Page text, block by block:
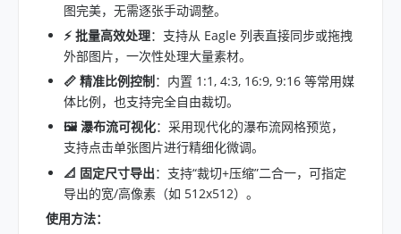
图完美，无需逐张手动调整。
⚡️ 批量高效处理：支持从 Eagle 列表直接同步或拖拽
外部图片，一次性处理大量素材。
📏 精准比例控制 ：内置 1:1, 4:3, 16:9, 9:16 等常用媒
体比例，也支持完全自由裁切。
🖼️ 瀑布流可视化：采用现代化的瀑布流网格预览，
支持点击单张图片进行精细化微调。
📐 固定尺寸导出：支持“裁切+压缩”二合一，可指定
导出的宽/高像素（如 512x512）。
使用方法：